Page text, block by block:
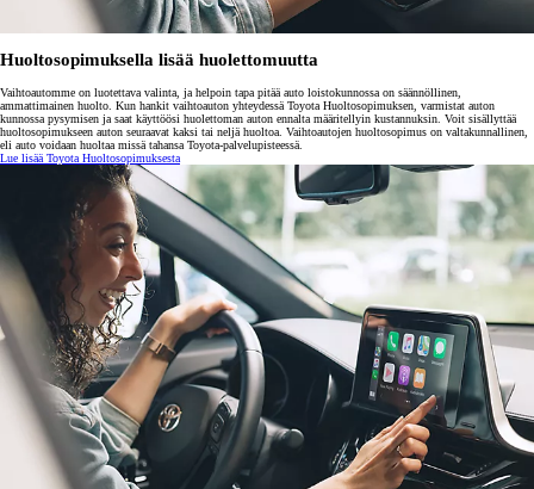
Huoltosopimuksella lisää huolettomuutta
Vaihtoautomme on luotettava valinta, ja helpoin tapa pitää auto loistokunnossa on säännöllinen,
ammattimainen huolto. Kun hankit vaihtoauton yhteydessä Toyota Huoltosopimuksen, varmistat auton
kunnossa pysymisen ja saat käyttöösi huolettoman auton ennalta määritellyin kustannuksin. Voit sisällyttää
huoltosopimukseen auton seuraavat kaksi tai neljä huoltoa. Vaihtoautojen huoltosopimus on valtakunnallinen,
eli auto voidaan huoltaa missä tahansa Toyota-palvelupisteessä.
Lue lisää Toyota Huoltosopimuksesta